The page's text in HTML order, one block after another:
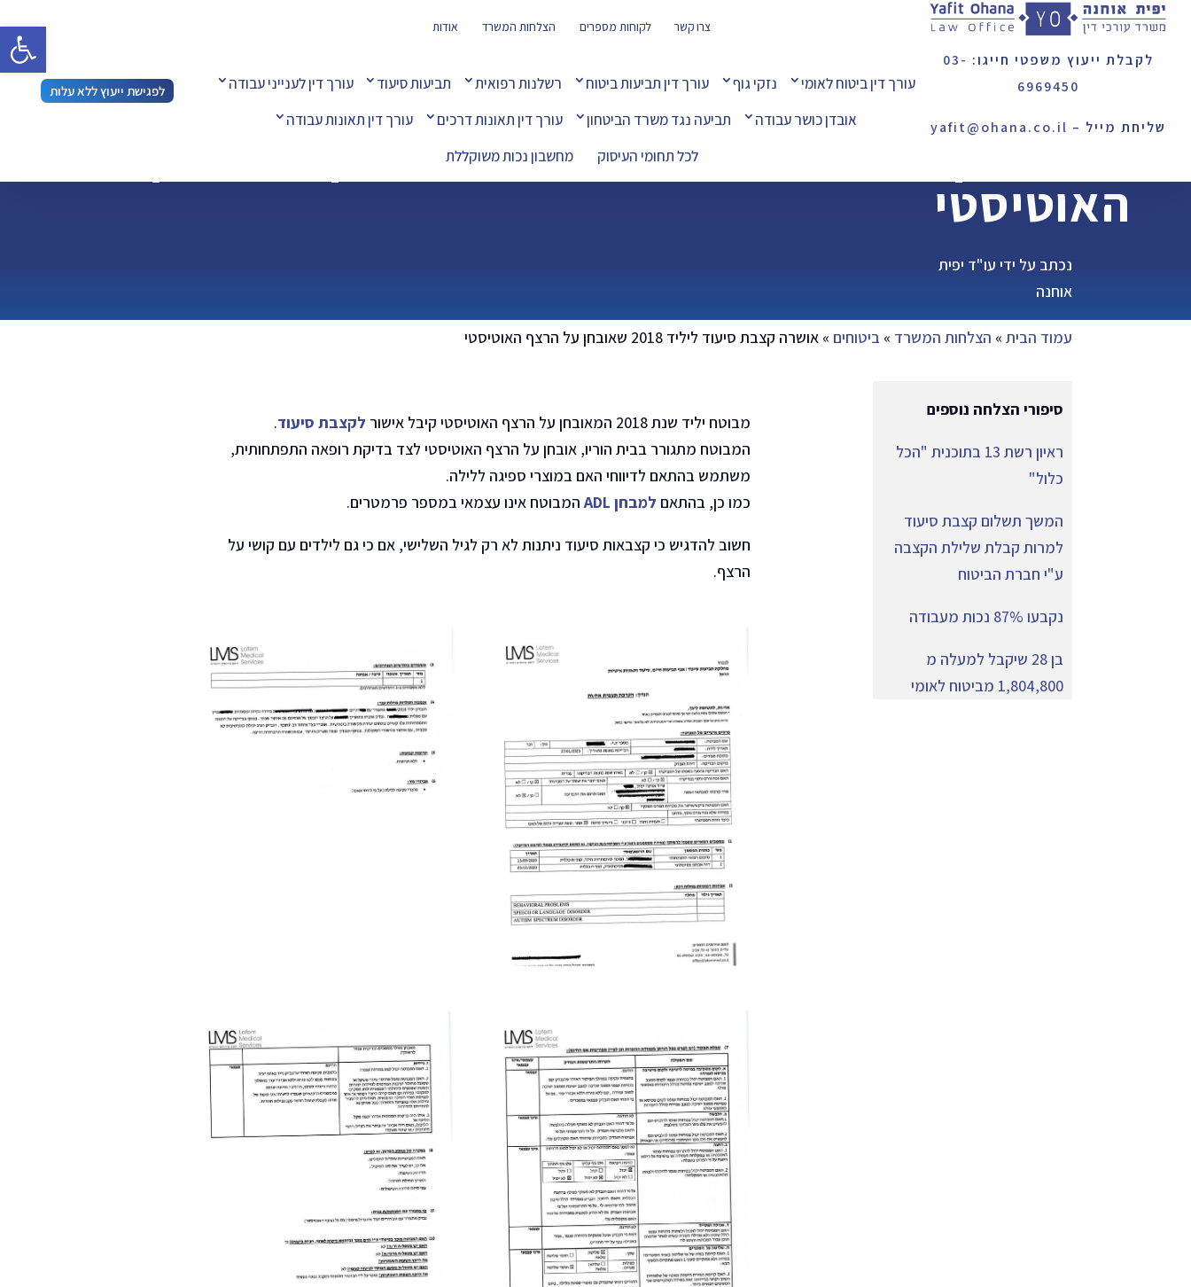
לפגישת ייעוץ ללא עלות
צרו קשר לקוחות מספרים הצלחות המשרד אודות
עורך דין ביטוח לאומי נזקי גוף עורך דין תביעות ביטוח רשלנות רפואית תביעות סיעוד
עורך דין לענייני עבודה
אובדן כושר עבודה
תביעה נגד משרד הביטחון עורך דין תאונות דרכים
עורך דין תאונות עבודה
לכל תחומי העיסוק
מחשבון נכות משוקללת
לקבלת ייעוץ משפטי חייגו: 03-
6969450
שליחת מייל – yafit@ohana.co.il אושרה קצבת סיעוד ליליד 2018 שאובחן על הרצף
האוטיסטי
נכתב על ידי עו"ד יפית
אוחנה
עמוד הבית » הצלחות המשרד » ביטוחים » אושרה קצבת סיעוד ליליד 2018 שאובחן על הרצף האוטיסטי
מבוטח יליד שנת 2018 המאובחן על הרצף האוטיסטי קיבל אישור לקצבת סיעוד.
המבוטח מתגורר בבית הוריו, אובחן על הרצף האוטיסטי לצד בדיקת רופאה התפתחותית,
משתמש בהתאם לדיווחי האם במוצרי ספיגה ללילה.
כמו כן, בהתאם למבחן ADL המבוטח אינו עצמאי במספר פרמטרים.
חשוב להדגיש כי קצבאות סיעוד ניתנות לא רק לגיל השלישי, אם כי גם לילדים עם קושי על
הרצף.
סיפורי הצלחה נוספים
ראיון רשת 13 בתוכנית "הכל
כלול"
המשך תשלום קצבת סיעוד
למרות קבלת שלילת הקצבה
ע"י חברת הביטוח
נקבעו 87% נכות מעבודה
בן 28 שיקבל למעלה מ
1,804,800 מביטוח לאומי